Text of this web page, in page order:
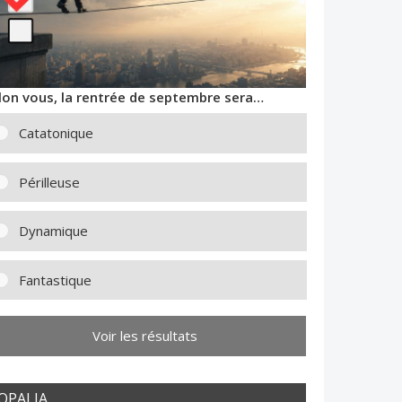
vous, la rentrée de septembre sera…
Catatonique
Périlleuse
Dynamique
Fantastique
Voir les résultats